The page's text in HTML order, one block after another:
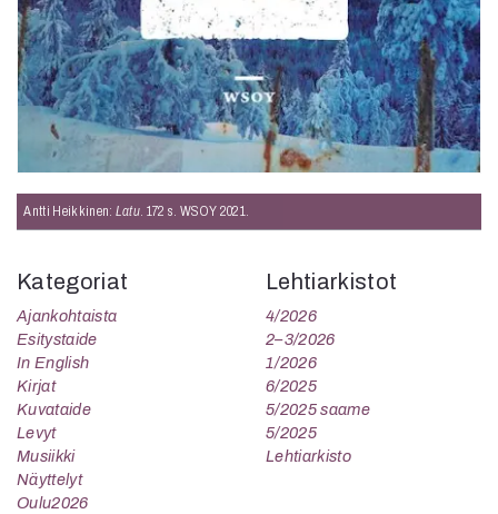
Antti Heikkinen: Latu. 172 s. WSOY 2021.
Kategoriat
Ajankohtaista
Esitystaide
In English
Kirjat
Kuvataide
Levyt
Musiikki
Näyttelyt
Oulu2026
Lehtiarkistot
4/2026
2–3/2026
1/2026
6/2025
5/2025 saame
5/2025
Lehtiarkisto